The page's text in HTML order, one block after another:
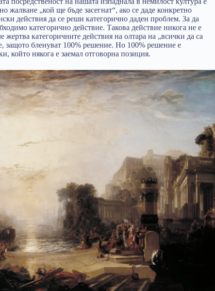
жалване „кой ще бъде засегнат“, ако се даде конкретно
действия да се реши категорично даден проблем. За да
категорично действие. Такова действие никога не е
жертва категоричните действия на олтара на „всички да са
защото бленуват 100% решение. Но 100% решение е
който някога е заемал отговорна позиция.